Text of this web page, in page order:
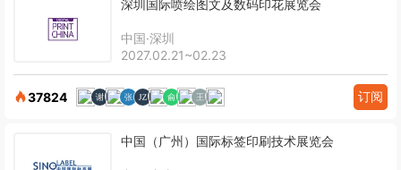
深圳国际喷绘图文及数码印花展览会
中国·深圳
2027.02.21~02.23
37824 订阅
中国（广州）国际标签印刷技术展览会